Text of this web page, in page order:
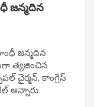
జ‌న్మ‌దిన
జ‌న్మ‌దిన
త్య‌జించిన
చైర్మ‌న్, కాంగ్రెస్
అన్నారు.